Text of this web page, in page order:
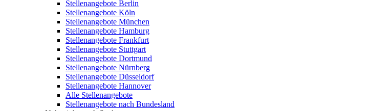
Stellenangebote Berlin
Stellenangebote Köln
Stellenangebote München
Stellenangebote Hamburg
Stellenangebote Frankfurt
Stellenangebote Stuttgart
Stellenangebote Dortmund
Stellenangebote Nürnberg
Stellenangebote Düsseldorf
Stellenangebote Hannover
Alle Stellenangebote
Stellenangebote nach Bundesland